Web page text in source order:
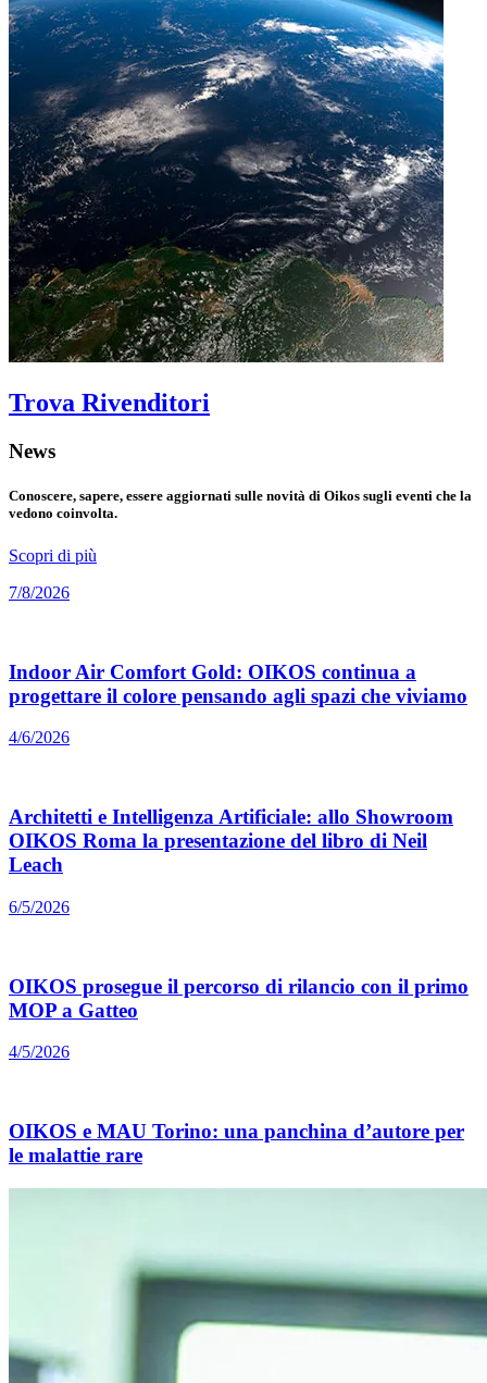
Trova Rivenditori
News
Conoscere, sapere, essere aggiornati sulle novità di Oikos sugli eventi che la
vedono coinvolta.
Scopri di più
7/8/2026
Indoor Air Comfort Gold: OIKOS continua a
progettare il colore pensando agli spazi che viviamo
4/6/2026
Architetti e Intelligenza Artificiale: allo Showroom
OIKOS Roma la presentazione del libro di Neil
Leach
6/5/2026
OIKOS prosegue il percorso di rilancio con il primo
MOP a Gatteo
4/5/2026
OIKOS e MAU Torino: una panchina d’autore per
le malattie rare